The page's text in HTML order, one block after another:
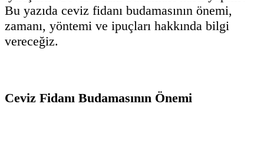
Bu yazıda ceviz fidanı budamasının önemi,
zamanı, yöntemi ve ipuçları hakkında bilgi
vereceğiz.
Ceviz Fidanı Budamasının Önemi